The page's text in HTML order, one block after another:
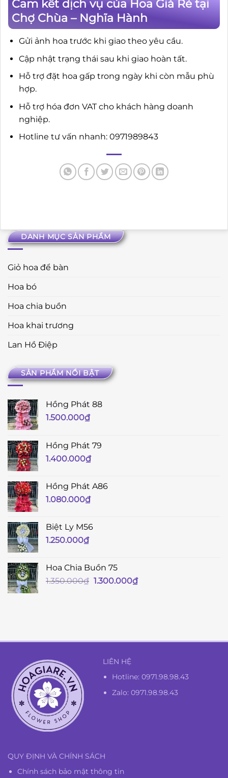
DANH MỤC SẢN PHẨM
Giỏ hoa để bàn
Hoa bó
Hoa chia buồn
Hoa khai trương
Lan Hồ Điệp
SẢN PHẨM NỔI BẬT
Hồng Phát 88
1.500.000₫
Hồng Phát 79
1.400.000₫
Hồng Phát A86
1.080.000₫
Biệt Ly M56
1.250.000₫
Hoa Chia Buồn 75
1.350.000₫ Giá
1.300.000₫Giá
Cam kết dịch vụ của Hoa Giá Rẻ tại
Chợ Chùa – Nghĩa Hành
Gửi ảnh hoa trước khi giao theo yêu cầu.
Cập nhật trạng thái sau khi giao hoàn tất.
Hỗ trợ đặt hoa gấp trong ngày khi còn mẫu phù
hợp.
Hỗ trợ hóa đơn VAT cho khách hàng doanh
nghiệp.
Hotline tư vấn nhanh: 0971989843
LIÊN HỆ
Hotline:0971.98.98.43
Zalo: 0971.98.98.43
QUY ĐỊNH VÀ CHÍNH SÁCH
Chính sách bảo mật thông tin